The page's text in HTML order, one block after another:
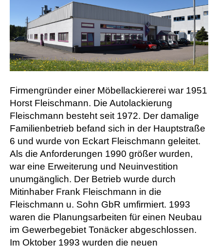
Firmengründer einer Möbellackiererei war 1951
Horst Fleischmann. Die Autolackierung
Fleischmann besteht seit 1972. Der damalige
Familienbetrieb befand sich in der Hauptstraße
6 und wurde von Eckart Fleischmann geleitet.
Als die Anforderungen 1990 größer wurden,
war eine Erweiterung und Neuinvestition
unumgänglich. Der Betrieb wurde durch
Mitinhaber Frank Fleischmann in die
Fleischmann u. Sohn GbR umfirmiert. 1993
waren die Planungsarbeiten für einen Neubau
im Gewerbegebiet Tonäcker abgeschlossen.
Im Oktober 1993 wurden die neuen